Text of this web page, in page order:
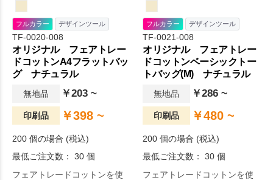
フルカラー デザインツール
TF-0020-008
オリジナル フェアトレー
ドコットンA4フラットバッ
グ ナチュラル
無地品 ￥203 ~
印刷品 ￥398 ~
200 個の場合 (税込)
最低ご注文数： 30 個
フェアトレードコットンを使
フルカラー デザインツール
TF-0021-008
オリジナル フェアトレー
ドコットンベーシックトー
トバッグ(M) ナチュラル
無地品 ￥286 ~
印刷品 ￥480 ~
200 個の場合 (税込)
最低ご注文数： 30 個
フェアトレードコットンを使